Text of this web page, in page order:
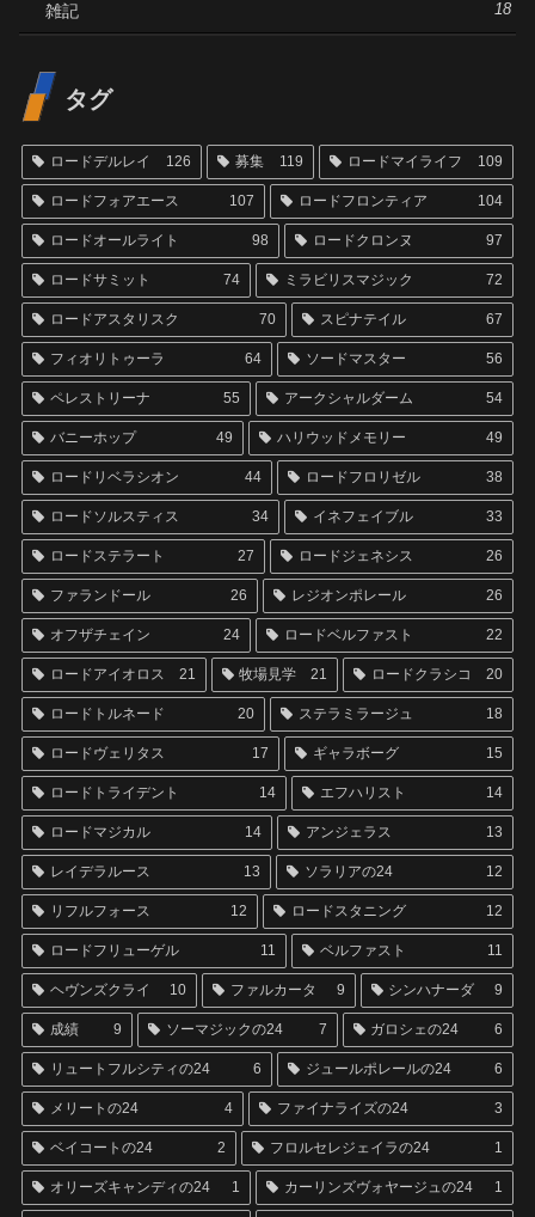
雑記 18
タグ
ロードデルレイ 126 募集 119 ロードマイライフ 109
ロードフォアエース 107 ロードフロンティア 104
ロードオールライト 98 ロードクロンヌ 97
ロードサミット 74 ミラビリスマジック 72
ロードアスタリスク 70 スピナテイル 67
フィオリトゥーラ 64 ソードマスター 56
ペレストリーナ 55 アークシャルダーム 54
バニーホップ 49 ハリウッドメモリー 49
ロードリベラシオン 44 ロードフロリゼル 38
ロードソルスティス 34 イネフェイブル 33
ロードステラート 27 ロードジェネシス 26
ファランドール 26 レジオンポレール 26
オフザチェイン 24 ロードベルファスト 22
ロードアイオロス 21 牧場見学 21 ロードクラシコ 20
ロードトルネード 20 ステラミラージュ 18
ロードヴェリタス 17 ギャラボーグ 15
ロードトライデント 14 エフハリスト 14
ロードマジカル 14 アンジェラス 13
レイデラルース 13 ソラリアの24 12
リフルフォース 12 ロードスタニング 12
ロードフリューゲル 11 ベルファスト 11
ヘヴンズクライ 10 ファルカータ 9 シンハナーダ 9
成績 9 ソーマジックの24 7 ガロシェの24 6
リュートフルシティの24 6 ジュールポレールの24 6
メリートの24 4 ファイナライズの24 3
ベイコートの24 2 フロルセレジェイラの24 1
オリーズキャンディの24 1 カーリンズヴォヤージュの24 1